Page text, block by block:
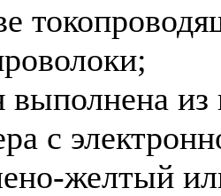
выполнена
с
желтый